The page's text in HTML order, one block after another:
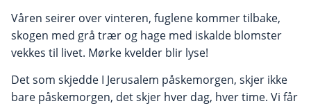
Våren seirer over vinteren, fuglene kommer tilbake,
skogen med grå trær og hage med iskalde blomster
vekkes til livet. Mørke kvelder blir lyse!
Det som skjedde I Jerusalem påskemorgen, skjer ikke
bare påskemorgen, det skjer hver dag, hver time. Vi får